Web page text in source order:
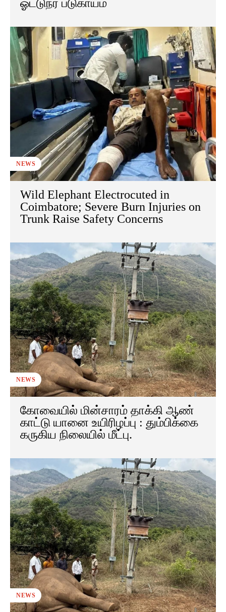
ஓட்டுநர் படுகாயம்
NEWS
Wild Elephant Electrocuted in
Coimbatore; Severe Burn Injuries on
Trunk Raise Safety Concerns
NEWS
கோவையில் மின்சாரம் தாக்கி ஆண்
காட்டு யானை உயிரிழப்பு : தும்பிக்கை
கருகிய நிலையில் மீட்பு.
NEWS